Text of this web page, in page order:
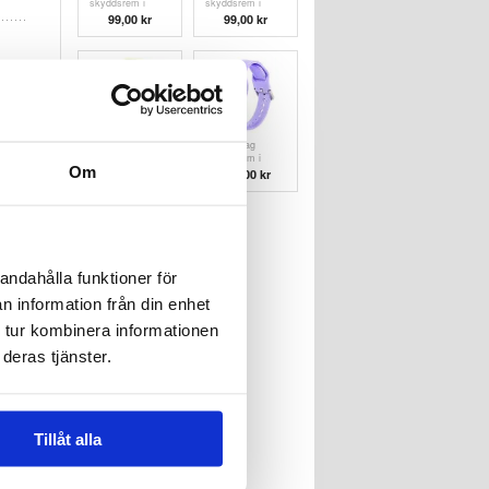
Om
funktioner för
information från din enhet
kombinera informationen
tjänster.
Tillåt alla
silikon - rosa
99,00 kr
silikon99,00 kr
silikon - grön
Xiaomi Tag
skyddsrem i
silikon - Lila
119,00 kr
Xiaomi Tag
skyddsrem i
silikon - mörkblå
99,00kr
Samsung Galaxy
S26 Ultra
plånboksfodral
med hjärtan och